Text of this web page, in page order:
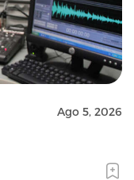
Ago 5, 2026